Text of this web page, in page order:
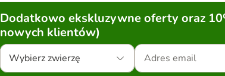
Dodatkowo ekskluzywne oferty oraz
nowych klientów)
Wybierz zwierzę